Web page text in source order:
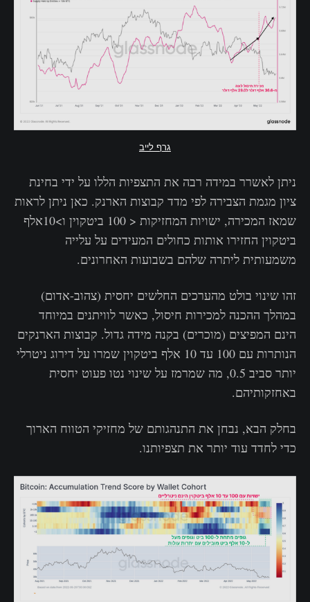
גרף לייב
ניתן לאשרר במידה רבה את התצפיות הללו על ידי בחינת
ציון מגמת הצבירה לפי מדד קבוצות הארנק. כאן ניתן לראות
שמאז המכירה, ישויות המחזיקות < 100 ביטקוין ו>10אלף
ביטקוין החזירו אותות כחולים המעידים על עלייה
משמעותית ליתרה שלהם בשבועות האחרונים.
זהו שינוי בולט מהערכים החלשים יחסית (צהוב-אדום)
במהלך ההכנה למכירות חיסול, כאשר לוויתנים במיוחד
הינם המפיצים (מוכרים) בקנה מידה גדול. קבוצות הארנקים
הנותרות עם 100 עד 10 אלף ביטקוין שמרו על דירוג ניטרלי
יותר סביב 0.5, מה שמרמז על שינוי נטו פעוט יחסית
באחזקותיהם.
בחלק הבא, נבחן את התנהגותם של מחזיקי הטווח הארוך
כדי לחדד עוד יותר את תצפיותנו.